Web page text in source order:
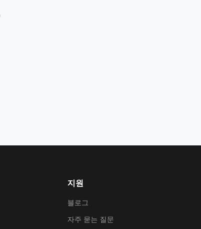
지원
블로그
자주 묻는 질문